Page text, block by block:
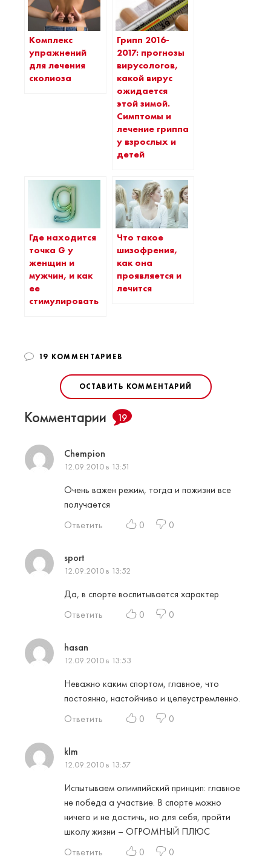
Комплекс
упражнений
для лечения
сколиоза
Грипп 2016-
2017: прогнозы
вирусологов,
какой вирус
ожидается
этой зимой.
Симптомы и
лечение гриппа
у взрослых и
детей
Где находится
точка G у
женщин и
мужчин, и как
ее
стимулировать
Что такое
шизофрения,
как она
проявляется и
лечится
19 КОММЕНТАРИЕВ
ОСТАВИТЬ КОММЕНТАРИЙ
Комментарии 19
Chempion
12.09.2010 в 13:51
Очень важен режим, тогда и пожизни все
получается
Ответить
0 0
sport
12.09.2010 в 13:52
Да, в спорте воспитывается характер
Ответить
0 0
hasan
12.09.2010 в 13:53
Неважно каким спортом, главное, что
постоянно, настойчиво и целеустремленно.
Ответить
0 0
klm
12.09.2010 в 13:57
Испытываем олимпийский принцип: главное
не победа а участвие. В спорте можно
ничего и не достичь, но для себя, пройти
школу жизни – ОГРОМНЫЙ ПЛЮС
Ответить
0 0